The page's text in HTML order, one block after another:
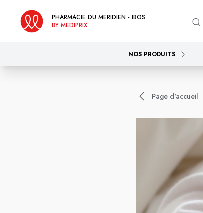
PHARMACIE DU MERIDIEN - IBOS
BY MEDIPRIX
NOS PRODUITS
Page d'accueil